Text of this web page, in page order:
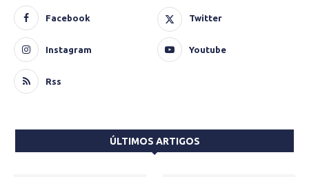
Facebook Twitter
Instagram Youtube
Rss
ÚLTIMOS ARTIGOS